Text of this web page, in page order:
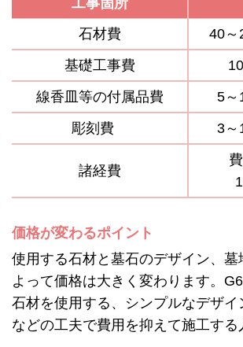
工事箇所
石材費
40～
基礎工事費
線香皿等の付属品費
5～
彫刻費
3～
諸経費
価格が変わるポイント
使用する石材と墓石のデザイン、墓
よって価格は大きく変わります。
石材を使用する、シンプルなデザイ
などの工夫で費用を抑えて施工する